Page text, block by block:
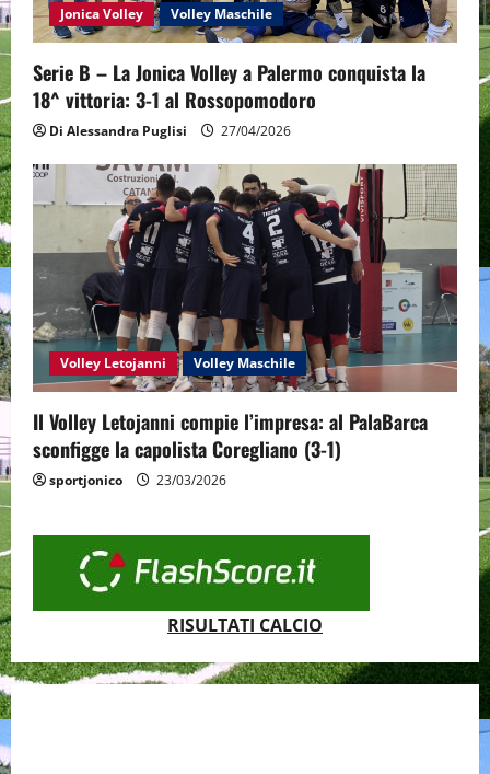
Jonica Volley Volley Maschile
Serie B – La Jonica Volley a Palermo conquista la
18^ vittoria: 3-1 al Rossopomodoro
Di Alessandra Puglisi 27/04/2026
Volley Letojanni Volley Maschile
Il Volley Letojanni compie l’impresa: al PalaBarca
sconfigge la capolista Coregliano (3-1)
sportjonico 23/03/2026
RISULTATI CALCIO